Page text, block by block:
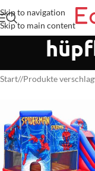
Skip to navigation
Skip to main content
Start/ Produkte